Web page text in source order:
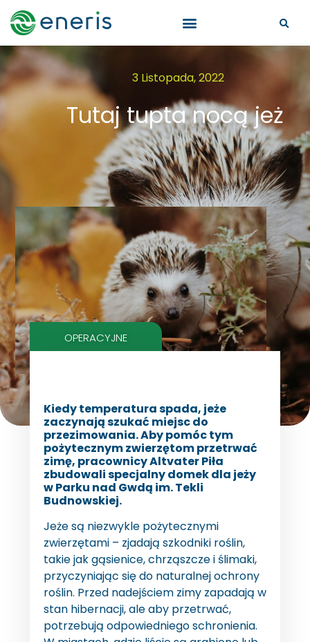
3 Listopada, 2022
Tutaj tupta nocą jeż
OPERACYJNE
Kiedy temperatura spada, jeże
zaczynają szukać miejsc do
przezimowania. Aby pomóc tym
pożytecznym zwierzętom przetrwać
zimę, pracownicy Altvater Piła
zbudowali specjalny domek dla jeży
w Parku nad Gwdą im. Tekli
Budnowskiej.
Jeże są niezwykle pożytecznymi
zwierzętami – zjadają szkodniki roślin,
takie jak gąsienice, chrząszcze i ślimaki,
przyczyniając się do naturalnej ochrony
roślin. Przed nadejściem zimy zapadają w
stan hibernacji, ale aby przetrwać,
potrzebują odpowiedniego schronienia.